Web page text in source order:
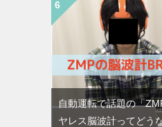
自動運転で話題の「
ヤレス脳波計ってどう